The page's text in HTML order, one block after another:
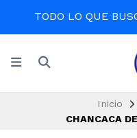
TODO LO QUE
Inicio
CHANCACA